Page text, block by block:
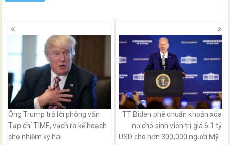
Posts
navigation
Ông Trump trả lời phỏng vấn
Tạp chí TIME, vạch ra kế hoạch
cho nhiệm kỳ hai
TT Biden phê chuẩn khoản xóa
nợ cho sinh viên trị giá 6.1 tỷ
USD cho hơn 300,000 người Mỹ